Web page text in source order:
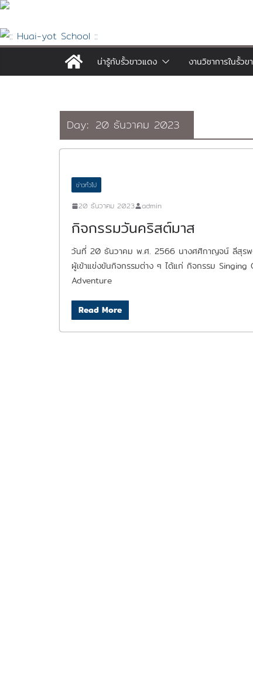
Skip
content
น่ารู้กับรั้วขาวแดง งานวิชาการในรั้วข
Day: 20 ธันวาคม 2023
ข่าวทั่วไป
20 ธันวาคม 2023 admin
กิจกรรมวันคริสต์มาส
วันที่ 20 ธันวาคม พ.ศ. 2566 นางศศิกาญจน์ ลีสุรพงศ์
ผู้เข้าแข่งขันกิจกรรมต่าง ๆ ได้แก่ กิจกรรม
Adventure
Read More